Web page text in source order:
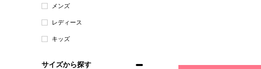
メンズ
レディース
キッズ
サイズから探す